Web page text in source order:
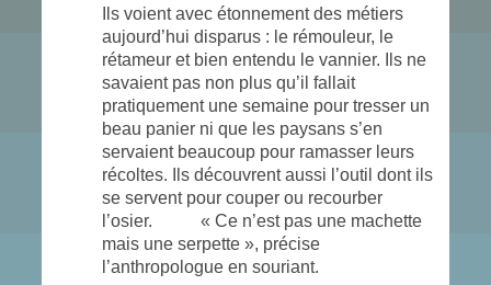
Ils voient avec étonnement des métiers
aujourd’hui disparus : le rémouleur, le
rétameur et bien entendu le vannier. Ils ne
savaient pas non plus qu’il fallait
pratiquement une semaine pour tresser un
beau panier ni que les paysans s’en
servaient beaucoup pour ramasser leurs
récoltes. Ils découvrent aussi l’outil dont ils
se servent pour couper ou recourber
l’osier. « Ce n’est pas une machette
mais une serpette », précise
l’anthropologue en souriant.